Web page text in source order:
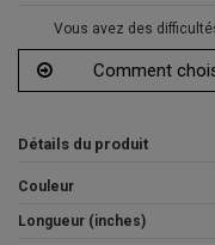
Vous avez des
Comment
Détails du produit
Couleur
Longueur (inches)